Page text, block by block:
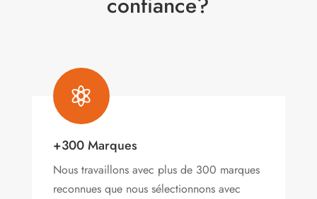

+300 Marques
Nous travaillons avec plus de 300 marques
reconnues que nous sélectionnons avec